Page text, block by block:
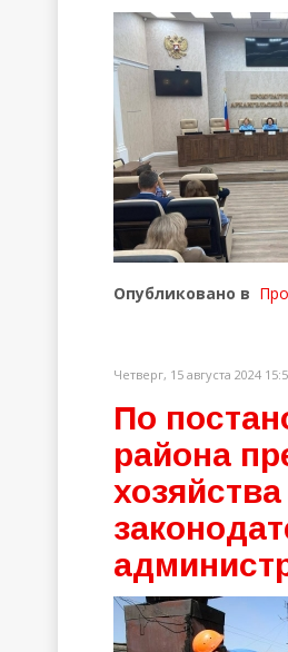
Опубликовано в
Четверг, 15 августа 2024
По
района